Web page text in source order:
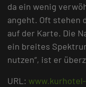
da ein wenig
angeht. Oft stehen
auf der Karte. Die
ein breites
nutzen“, ist er
URL: